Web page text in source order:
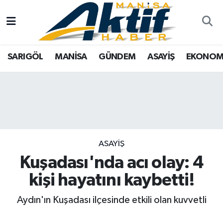
SARIGÖL MANİSA GÜNDEM ASAYİŞ
ASAYİŞ
Kuşadası'nda acı olay: 4
kişi hayatını kaybetti!
Aydın'ın Kuşadası ilçesinde etkili olan kuvvetli
Yazarlar
SARIGÖL
SPOR
TARIM
Türkiye
Eğitim
Kültür Sanat
Manisa Nöbetçi Eczaneler
Süper Lig Puan Durumu ve Fikstür
Tüm Manşetler
Son Dakika Haberleri